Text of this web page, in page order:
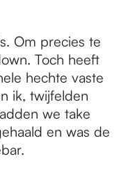
Om precies te
Toch heeft
hechte vaste
ik, twijfelden
we take
en was de